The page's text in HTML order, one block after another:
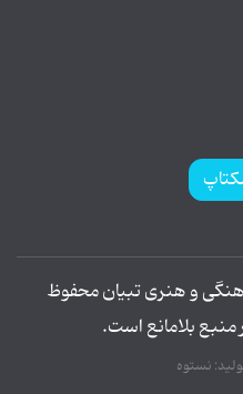
و هنری تبیان محفوظ
بلامانع است.
نستوه